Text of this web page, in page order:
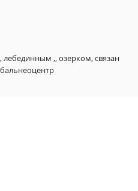
лебединным ,, озерком, связан